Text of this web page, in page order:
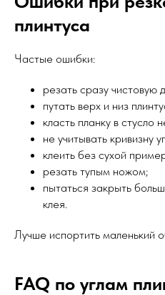
плинтуса
Частые ошибки:
резать сразу чистовую
путать верх и низ
класть планку в стусло
не учитывать кривизну
клеить без сухой
резать тупым ножом;
пытаться закрыть
клея.
Лучше испортить маленький
FAQ по углам